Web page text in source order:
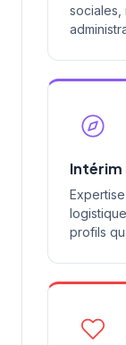
sociales,
Intérim
profils